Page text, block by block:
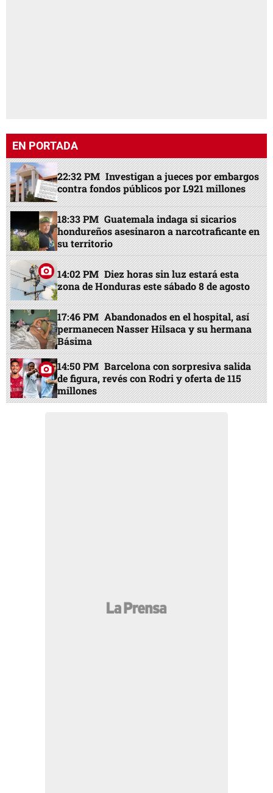
EN PORTADA
22:32 PM Investigan a jueces por embargos
contra fondos públicos por L921 millones
18:33 PM Guatemala indaga si sicarios
hondureños asesinaron a narcotraficante en
su territorio
14:02 PM Diez horas sin luz estará esta
zona de Honduras este sábado 8 de agosto
17:46 PM Abandonados en el hospital, así
permanecen Nasser Hilsaca y su hermana
Básima
14:50 PM Barcelona con sorpresiva salida
de figura, revés con Rodri y oferta de 115
millones